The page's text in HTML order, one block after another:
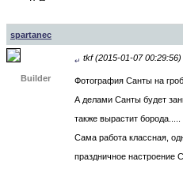
spartanec
Builder
↵ tkf (2015-01-07 00:29:56)
Фотография Санты на
А делами Санты будет
также вырастит борода.....
Сама работа классная,
праздничное настроение